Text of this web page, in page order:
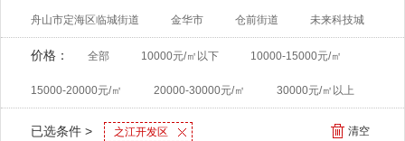
舟山市定海区临城街道 金华市 仓前街道 未来科技城
价格： 全部 10000元/㎡以下 10000-15000元/㎡
15000-20000元/㎡ 20000-30000元/㎡ 30000元/㎡以上
已选条件 > 之江开发区 清空